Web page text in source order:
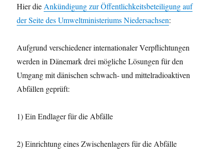
Hier die Ankündigung zur Öffentlichkeitsbeteiligung auf
der Seite des Umweltministeriums Niedersachsen:
Aufgrund verschiedener internationaler Verpflichtungen
werden in Dänemark drei mögliche Lösungen für den
Umgang mit dänischen schwach- und mittelradioaktiven
Abfällen geprüft:
1) Ein Endlager für die Abfälle
2) Einrichtung eines Zwischenlagers für die Abfälle